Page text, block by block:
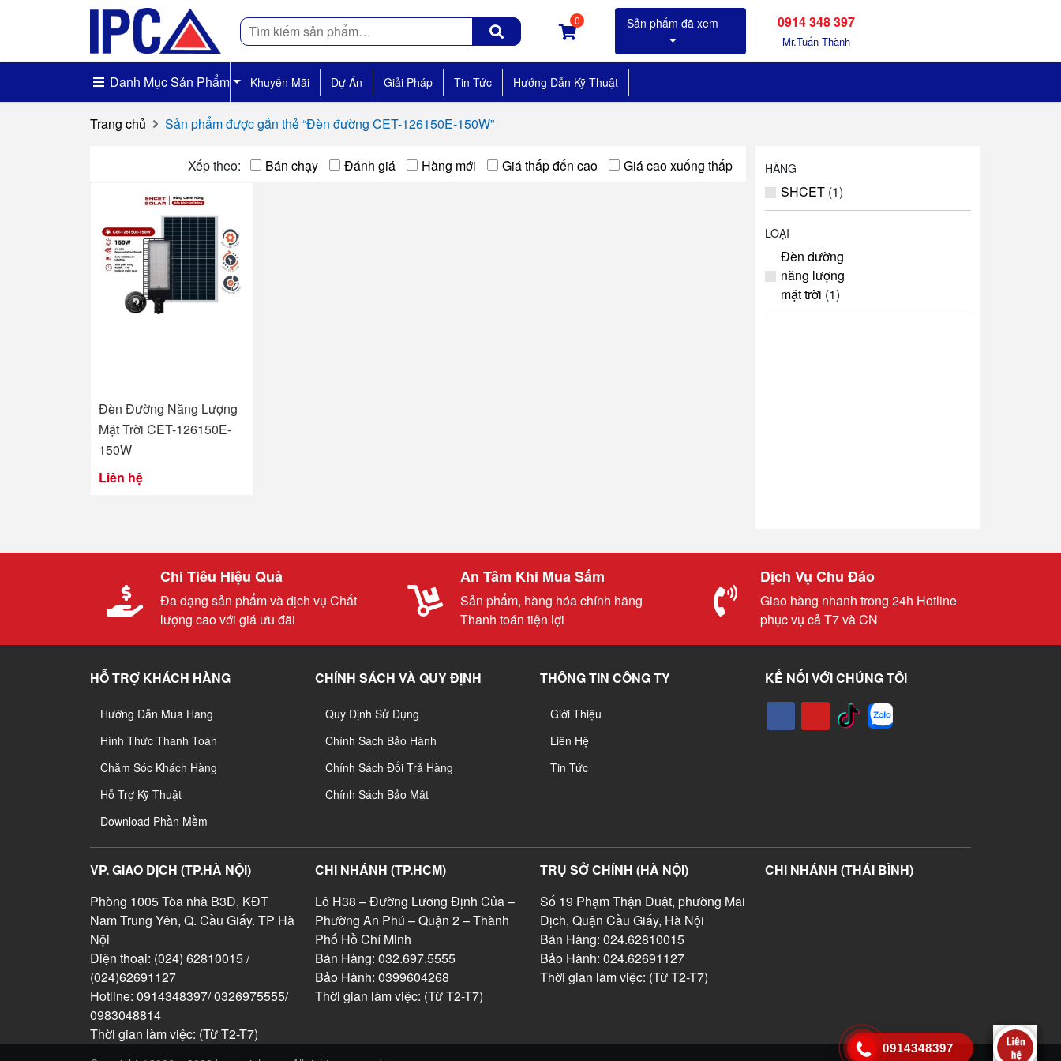
Tìm
kiếm
0 0914 348 397
Mr.Tuấn Thành
Danh Mục Sản Phẩm Khuyến Mãi Dự Án Giải Pháp Tin Tức Hướng Dẫn Kỹ Thuật
Trang chủ Sản phẩm được gắn thẻ “Đèn đường CET-126150E-150W”
Xếp theo: Bán chạy Đánh giá Hàng mới Giá thấp đến cao Giá cao xuống thấp
Đèn Đường Năng Lượng
Mặt Trời CET-126150E-
150W
Liên hệ
HÃNG
SHCET (1)
LOẠI
Đèn đường
năng lượng
mặt trời (1)
Chi Tiêu Hiệu Quả
Đa dạng sản phẩm và dịch vụ Chất
lượng cao với giá ưu đãi
An Tâm Khi Mua Sắm
Sản phẩm, hàng hóa chính hãng
Thanh toán tiện lợi
Dịch Vụ Chu Đáo
Giao hàng nhanh trong 24h Hotline
phục vụ cả T7 và CN
HỖ TRỢ KHÁCH HÀNG
Hướng Dẫn Mua Hàng
Hình Thức Thanh Toán
Chăm Sóc Khách Hàng
Hỗ Trợ Kỹ Thuật
Download Phần Mềm
CHÍNH SÁCH VÀ QUY ĐỊNH
Quy Định Sử Dụng
Chính Sách Bảo Hành
Chính Sách Đổi Trả Hàng
Chính Sách Bảo Mật
THÔNG TIN CÔNG TY
Giới Thiệu
Liên Hệ
Tin Tức
KẾ NỐI VỚI CHÚNG TÔI
VP. GIAO DỊCH (TP.HÀ NỘI)
Phòng 1005 Tòa nhà B3D, KĐT
Nam Trung Yên, Q. Cầu Giấy. TP Hà
Nội
Điện thoại: (024) 62810015 /
(024)62691127
Hotline: 0914348397/ 0326975555/
0983048814
Thời gian làm việc: (Từ T2-T7)
CHI NHÁNH (TP.HCM)
Lô H38 – Đường Lương Định Của –
Phường An Phú – Quận 2 – Thành
Phố Hồ Chí Minh
Bán Hàng: 032.697.5555
Bảo Hành: 0399604268
Thời gian làm việc: (Từ T2-T7)
TRỤ SỞ CHÍNH (HÀ NỘI)
Số 19 Phạm Thận Duật, phường Mai
Dịch, Quận Cầu Giấy, Hà Nội
Bán Hàng: 024.62810015
Bảo Hành: 024.62691127
Thời gian làm việc: (Từ T2-T7)
CHI NHÁNH (THÁI BÌNH)
0914348397